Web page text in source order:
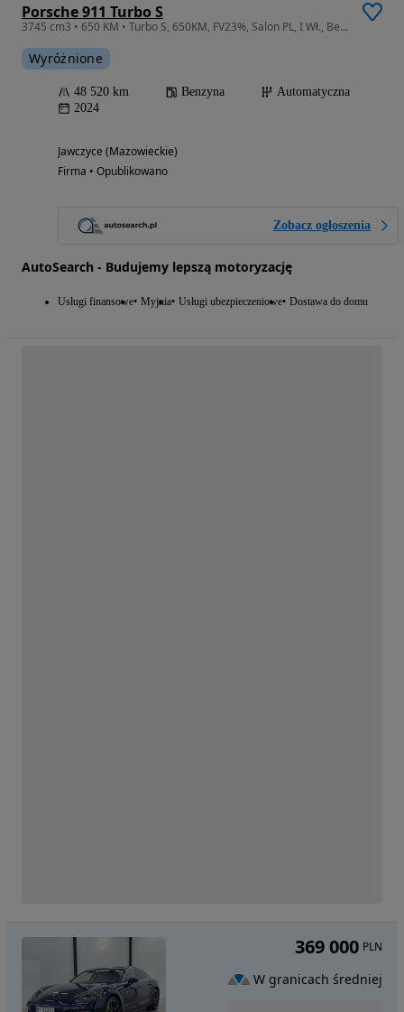
Porsche 911 Turbo S
3745 cm3 • 650 KM • Turbo S, 650KM, FV23%, Salon PL, I Wł., Bezwypadkowy, ASO, Akrapovic
Wyróżnione
48 520 km Benzyna
Automatyczna
2024
Jawczyce (Mazowieckie)
Firma • Opublikowano
Zobacz ogłoszenia
AutoSearch - Budujemy lepszą motoryzację
Usługi finansowe Myjnia Usługi ubezpieczeniowe Dostawa do domu
369 000 PLN
W granicach średniej